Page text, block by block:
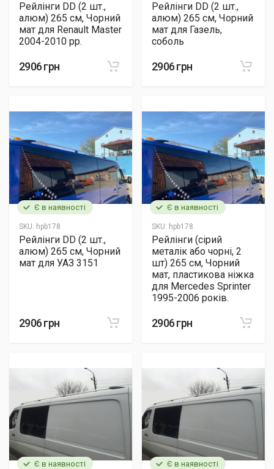
Рейлінги DD (2 шт.,
алюм) 265 см, Чорний
мат для Renault Master
2004-2010 рр.
2906 грн
Рейлінги DD (2 шт.,
алюм) 265 см, Чорний
мат для Газель,
соболь
2906 грн
Є в наявності
SKU: hpb178
Рейлінги DD (2 шт.,
алюм) 265 см, Чорний
мат для УАЗ 3151
2906 грн
Є в наявності
SKU: hpb178
Рейлінги (сірий
металік або чорні, 2
шт) 265 см, Чорний
мат, пластикова ніжка
для Mercedes Sprinter
1995-2006 років.
2906 грн
Є в наявності Є в наявності